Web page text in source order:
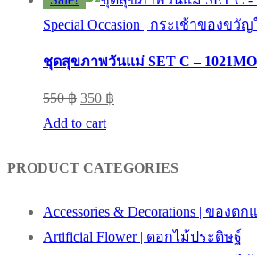
1,800 ฿.1,550 ฿.
Special Occasion | กระเช้าของขวั
ชุดสุขภาพวันแม่ SET C –
550฿ Original
price
550 ฿.
350 ฿
350 ฿.
Add to cart
PRODUCT CATEGORIES
Accessories & Decorations | ของตก
Artificial Flower | ดอกไม้ประดิษฐ์